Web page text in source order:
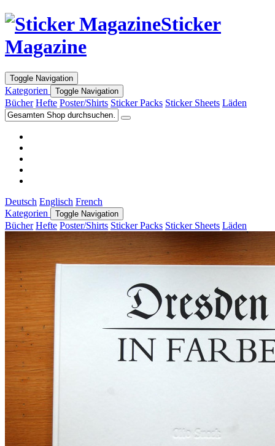
Sticker
Magazine
Toggle Navigation
Kategorien Toggle Navigation
Bücher Hefte Poster/Shirts Sticker Packs Sticker Sheets Läden
Deutsch Englisch French
Kategorien
Toggle Navigation
Bücher Hefte Poster/Shirts Sticker Packs Sticker Sheets Läden